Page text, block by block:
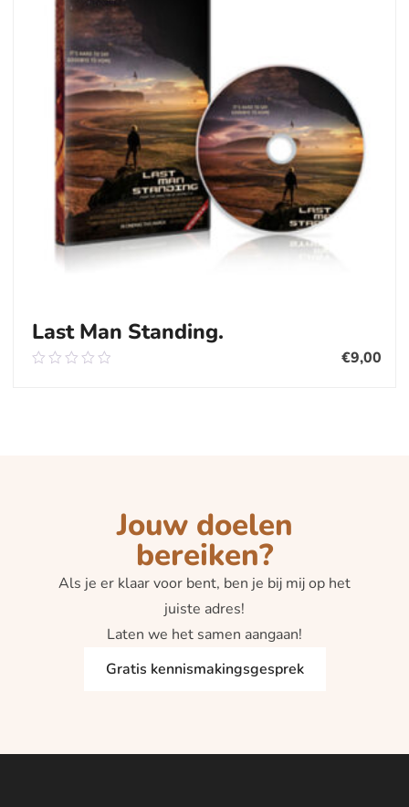
Last Man Standing.
0.00
€9,00
Jouw doelen
bereiken?
Als je er klaar voor bent, ben je bij mij op het
juiste adres!
Laten we het samen aangaan!
Gratis kennismakingsgesprek